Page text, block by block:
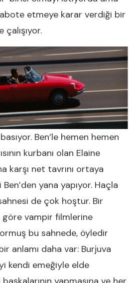
etmeye karar verdiği bir
Ben’le hemen hemen
kurbanı olan Elaine
karşı net tavrını ortaya
yana yapıyor. Haçla
de çok hoştur. Bir
vampir filmlerine
bu sahnede, öyledir
anlamı daha var: Burjuva
kendi emeğiyle elde